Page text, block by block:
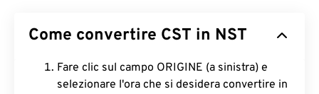
Come convertire CST in NST
Fare clic sul campo ORIGINE (a sinistra) e
selezionare l'ora che si desidera convertire in